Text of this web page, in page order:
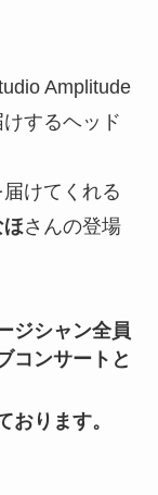
Amplitude
するヘッド
けてくれる
さんの登場
ジシャン全員
コンサートと
おります。